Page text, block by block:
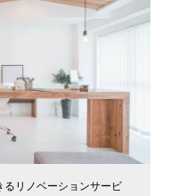
るリノベーションサービ